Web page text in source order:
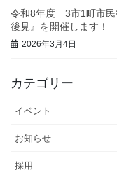
令和8年度 3市1町市民
後見』を開催します！
2026年3月4日
カテゴリー
イベント
お知らせ
採用